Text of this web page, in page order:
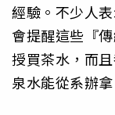
經驗。不少人
會提醒這些『
授買茶水，而
泉水能從系辦